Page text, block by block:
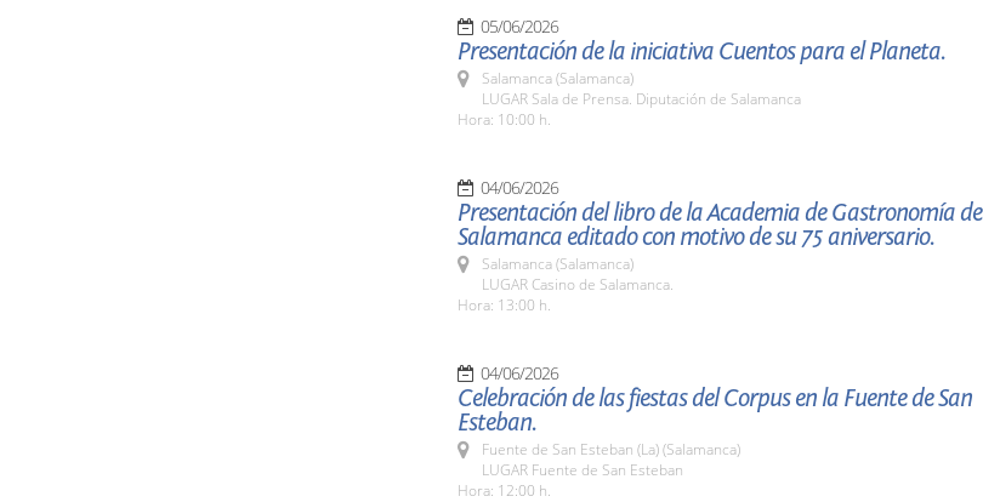
05/06/2026
Presentación de la iniciativa Cuentos para el Planeta.
Salamanca (Salamanca)
LUGAR Sala de Prensa. Diputación de Salamanca
Hora: 10:00 h.
04/06/2026
Presentación del libro de la Academia de Gastronomía de
Salamanca editado con motivo de su 75 aniversario.
Salamanca (Salamanca)
LUGAR Casino de Salamanca.
Hora: 13:00 h.
04/06/2026
Celebración de las fiestas del Corpus en la Fuente de San
Esteban.
Fuente de San Esteban (La) (Salamanca)
LUGAR Fuente de San Esteban
Hora: 12:00 h.